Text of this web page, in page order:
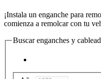
¡Instala un enganche para
comienza a remolcar con tu
Buscar enganches y